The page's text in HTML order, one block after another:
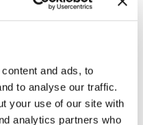
and ads, to
to analyse our traffic.
your use of our site with
analytics partners who
directielid bij de
naast
voeren, zolang
kennen, zolang